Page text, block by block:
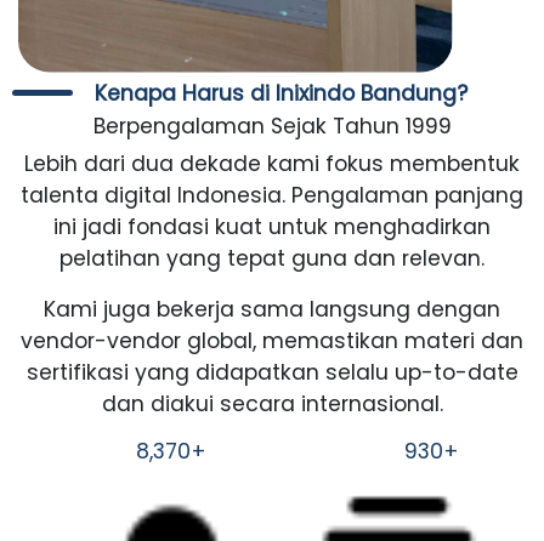
Kenapa Harus di Inixindo Bandung?
Berpengalaman Sejak Tahun 1999
Lebih dari dua dekade kami fokus membentuk
talenta digital Indonesia. Pengalaman panjang
ini jadi fondasi kuat untuk menghadirkan
pelatihan yang tepat guna dan relevan.
Kami juga bekerja sama langsung dengan
vendor-vendor global, memastikan materi dan
sertifikasi yang didapatkan selalu up-to-date
dan diakui secara internasional.
8,370+
930+